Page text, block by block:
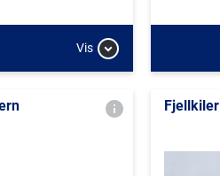
Vis
Fjellkiler